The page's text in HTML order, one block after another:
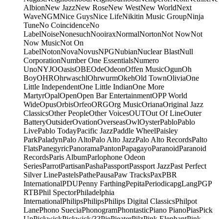
AlbionNew JazzNew RoseNew WestNew WorldNext
WaveNGMNice GuysNice LifeNikitin Music GroupNinja
TuneNo CoincidenceNo
LabelNoiseNonesuchNooiraxNormalNortonNot NowNot
Now MusicNot On
LabelNotonNovaNovusNPGNubianNuclear BlastNull
CorporationNumber One EssentialsNumero
UnoNYJOOasisOBEOdeOdeonOffen MusicOgunOh
BoyOHROhrwaschlOhrwurmOkehOld TownOliviaOne
Little IndependentOne Little IndianOne More
MartyrOpalOpenOpen Bar EntertainmentOPP World
WideOpusOrbisOrfeoORGOrg MusicOrianaOriginal Jazz
ClassicsOther PeopleOther VoicesOUTOut Of LineOuter
BatteryOutsiderOvationOverseasOwlOysterPabloPablo
LivePablo TodayPacific JazzPaddle WheelPaisley
ParkPaladynPalo AltoPalo Alto JazzPalo Alto RecordsPalto
FlatsPanegyricPanoramaPantonPapagayoParanoidParanoid
RecordsParis AlbumParlophone Odeon
SeriesParrotPartisanPashaPassportPassport JazzPast Perfect
Silver LinePastelsPathePausaPaw TracksPaxPBR
InternationalPDUPenny FarthingPepitaPeriodicapgLangPGP
RTBPhil SpectorPhiladelphia
InternationalPhilipsPhilipsPhilips Digital ClassicsPhilpot
LanePhono SueciaPhonogramPhontasticPiano PianoPiasPick